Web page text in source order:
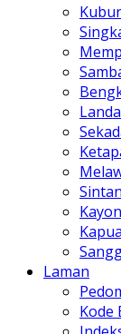
Laman
Kode